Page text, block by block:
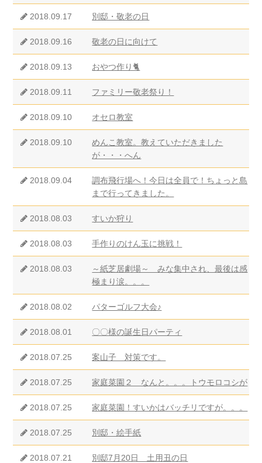
2018.09.17 別邸・敬老の日
2018.09.16 敬老の日に向けて
2018.09.13 おやつ作り🐈
2018.09.11 ファミリー敬老祭り！
2018.09.10 オセロ教室
2018.09.10
めんこ教室。教えていただきました
が・・・へん
2018.09.04
調布飛行場へ！今日は全員で！ちょっと島
まで行ってきました。
2018.08.03 すいか狩り
2018.08.03 手作りのけん玉に挑戦！
2018.08.03
～紙芝居劇場～ みな集中され、最後は感
極まり涙。。。
2018.08.02 パターゴルフ大会♪
2018.08.01 〇〇様の誕生日パーティ
2018.07.25 案山子 対策です。
2018.07.25 家庭菜園２ なんと。。。トウモロコシが
2018.07.25 家庭菜園！すいかはバッチリですが。。。
2018.07.25 別邸・絵手紙
2018.07.21 別邸7月20日 土用丑の日